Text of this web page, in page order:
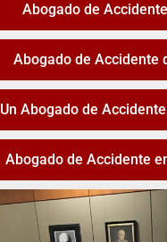
Abogado de
Abogado de Accidente
Un Abogado de
Abogado de Accidente